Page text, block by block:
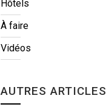
Hôtels
À faire
Vidéos
AUTRES ARTICLES